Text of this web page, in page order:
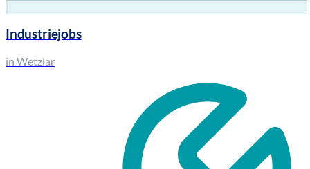
Industriejobs
in Wetzlar